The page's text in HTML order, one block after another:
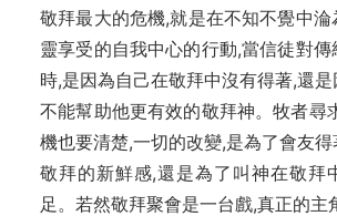
敬拜最大的危機,就是在不知不覺中
靈享受的自我中心的行動,當信徒對
時,是因為自己在敬拜中沒有得著,還
不能幫助他更有效的敬拜神。牧者尋
機也要清楚,一切的改變,是為了會友
敬拜的新鮮感,還是為了叫神在敬拜
足。若然敬拜聚會是一台戲,真正的主